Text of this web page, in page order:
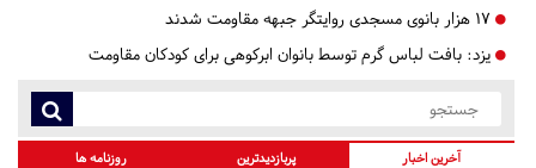
۱۷ هزار بانوی مسجدی روایتگر جبهه مقاومت شدند
یزد: بافت لباس گرم توسط بانوان ابرکوهی برای کودکان مقاومت
آخرین اخبار پربازدیدترین روزنامه ها